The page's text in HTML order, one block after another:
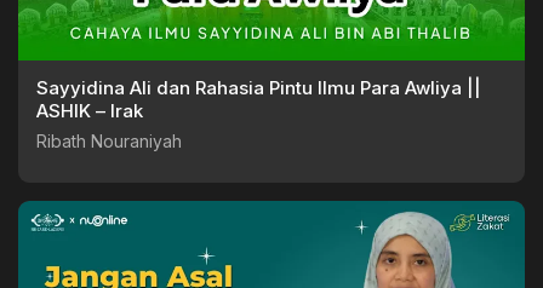
Sayyidina Ali dan Rahasia Pintu Ilmu Para Awliya ||
ASHIK – Irak
Ribath Nouraniyah